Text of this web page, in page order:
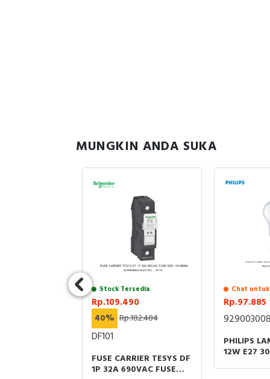
MUNGKIN ANDA SUKA
Stock Tersedia
Rp.109.490
40% Rp.182.484
DF101
FUSE CARRIER TESYS DF
1P 32A 690VAC FUSE
Chat
Rp.97.885
PHILIPS
12W E27